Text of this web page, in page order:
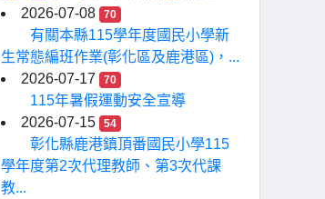
2026-07-08
70
有關本縣115學年度國民小學新
生常態編班作業(彰化區及鹿港區)，...
2026-07-17
70
115年暑假運動安全宣導
2026-07-15
54
彰化縣鹿港鎮頂番國民小學115
學年度第2次代理教師、第3次代課
教...